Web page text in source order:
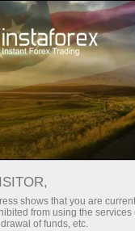
З
Мінімальні
Бонус 30%
shows that you are
from using the
of funds, etc.